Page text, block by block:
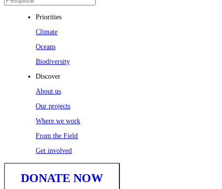
Priorities
Climate
Oceans
Biodiversity
Discover
About us
Our projects
Where we work
From the Field
Get involved
DONATE NOW